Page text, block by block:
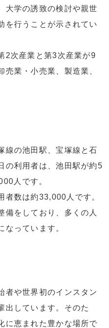
大学の誘致の検討や親世
を行うことが示されてい
2次産業と第3次産業が9
業・小売業、製造業、
の池田駅、宝塚線と石
の利用者は、池田駅が約5
人です。
数は約33,000人です。
備をしており、多くの人
なっています。
や世界初のインスタン
出しています。そのた
に恵まれた豊かな場所で